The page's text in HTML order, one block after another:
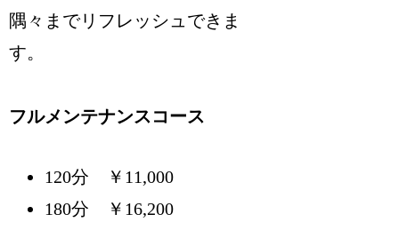
隅々までリフレッシュできま
す。
フルメンテナンスコース
120分 ￥11,000
180分 ￥16,200